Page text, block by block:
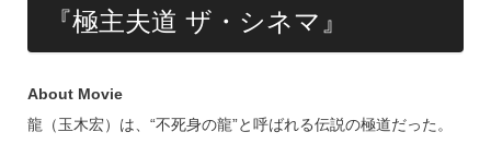
『極主夫道 ザ・シネマ』
About Movie
龍（玉木宏）は、“不死身の龍”と呼ばれる伝説の極道だった。